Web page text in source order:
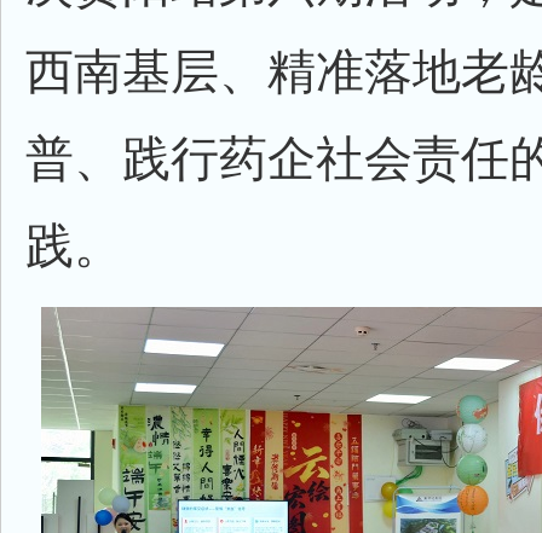
西南基层、精准落地老
普、践行药企社会责任
践。